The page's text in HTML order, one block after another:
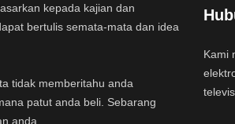
kepada kajian dan
bertulis semata-mata dan idea
tidak memberitahu anda
patut anda beli. Sebarang
anda.
Kami